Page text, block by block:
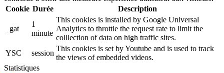
Cookie Durée Description
_gat
1
minute
This cookies is installed by Google Universal
Analytics to throttle the request rate to limit the
colllection of data on high traffic sites.
YSC
session
This cookies is set by Youtube and is used to track
the views of embedded videos.
Statistiques